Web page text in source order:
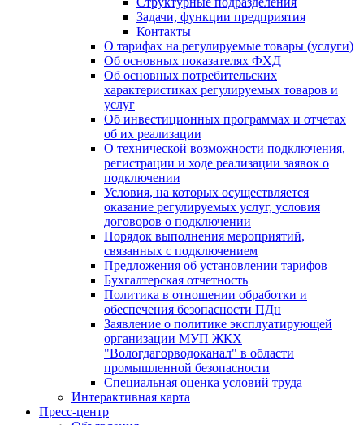
Задачи, функции предприятия
Контакты
О тарифах на регулируемые товары (услуги)
Об основных показателях ФХД
Об основных потребительских
характеристиках регулируемых товаров и
услуг
Об инвестиционных программах и отчетах
об их реализации
О технической возможности подключения,
регистрации и ходе реализации заявок о
подключении
Условия, на которых осуществляется
оказание регулируемых услуг, условия
договоров о подключении
Порядок выполнения мероприятий,
связанных с подключением
Предложения об установлении тарифов
Бухгалтерская отчетность
Политика в отношении обработки и
обеспечения безопасности ПДн
Заявление о политике эксплуатирующей
организации МУП ЖКХ
"Вологдагорводоканал" в области
промышленной безопасности
Специальная оценка условий труда
Интерактивная карта
Пресс-центр